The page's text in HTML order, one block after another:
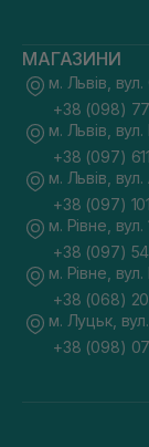
МАГАЗИНИ
м. Львів,
+38 (098)
м. Львів,
+38 (097)
м. Львів,
+38 (097)
м. Рівне,
+38 (097)
м. Рівне,
+38 (068)
м. Луцьк,
+38 (098)